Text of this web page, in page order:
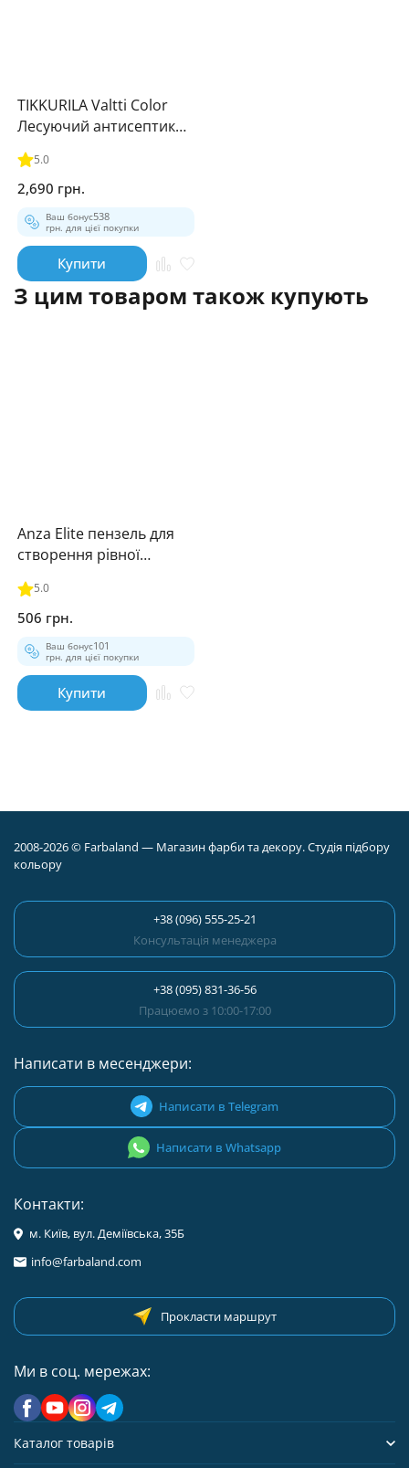
TIKKURILA Valtti Color
Лесуючий антисептик
для деревини
5.0
2,690 грн.
Ваш бонус538
грн. для цієї покупки
Купити
З цим товаром також купують
Anza Elite пензель для
створення рівної
5.0
506 грн.
Ваш бонус101
грн. для цієї покупки
Купити
2008-2026 © Farbaland — Магазин фарби та декору. Студія підбору
кольору
+38 (096) 555-25-21
Консультація менеджера
+38 (095) 831-36-56
Працюємо з 10:00-17:00
Написати в месенджери:
Написати в Telegram
Написати в Whatsapp
Контакти:
м. Київ, вул. Деміївська, 35Б
info@farbaland.com
Прокласти маршрут
Ми в соц. мережах:
Каталог товарів